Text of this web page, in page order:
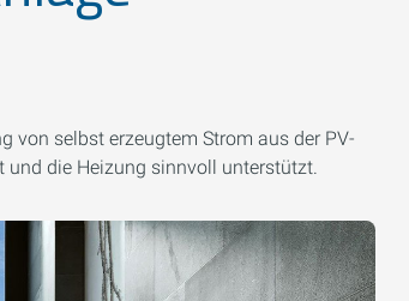
von selbst erzeugtem Strom aus der PV-
und die Heizung sinnvoll unterstützt.